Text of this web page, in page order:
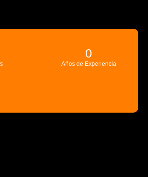
Años de Experiencia
0